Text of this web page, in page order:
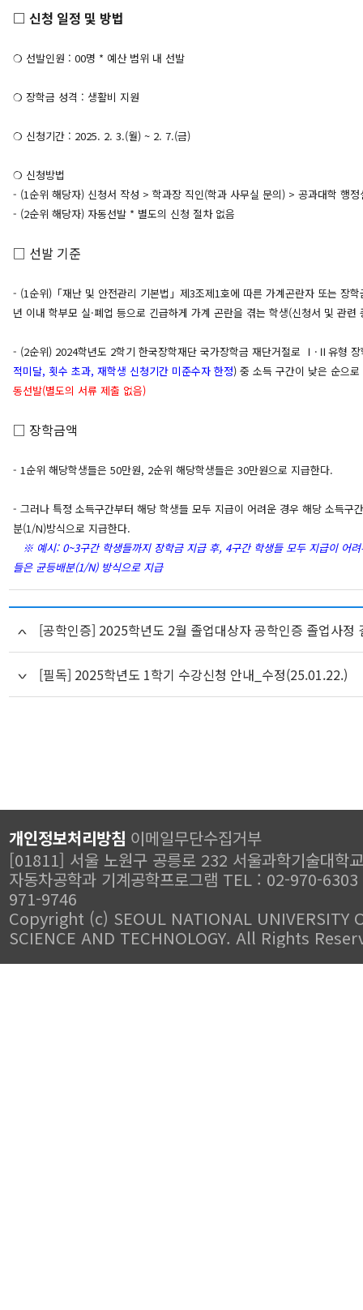
□ 신청 일정 및 방법
❍ 선발인원 : 00명 * 예산 범위 내 선발
❍ 장학금 성격 : 생활비 지원
❍ 신청기간 : 2025. 2. 3.(월) ~ 2. 7.(금)
❍ 신청방법
- (1순위 해당자) 신청서 작성 > 학과장 직인(학과 사무실 문의) > 공과대학 행정
- (2순위 해당자) 자동선발 * 별도의 신청 절차 없음
□ 선발 기준
- (1순위)「재난 및 안전관리 기본법」제3조제1호에 따른 가계곤란자 또는 장
년 이내 학부모 실·폐업 등으로 긴급하게 가계 곤란을 겪는 학생(신청서 및 관
- (2순위) 2024학년도 2학기 한국장학재단 국가장학금 재단거절로 Ⅰ·Ⅱ유형
적미달, 횟수 초과, 재학생 신청기간 미준수자 한정) 중 소득 구간이 낮은 순으
동선발(별도의 서류 제출 없음)
□ 장학금액
- 1순위 해당학생들은 50만원, 2순위 해당학생들은 30만원으로 지급한다.
- 그러나 특정 소득구간부터 해당 학생들 모두 지급이 어려운 경우 해당 소득구
분(1/N)방식으로 지급한다.
※ 예시: 0~3구간 학생들까지 장학금 지급 후, 4구간 학생들 모두 지급이 어
들은 균등배분(1/N) 방식으로 지급
[공학인증] 2025학년도 2월 졸업대상자 공학인증 졸업사정
[필독] 2025학년도 1학기 수강신청 안내_수정(25.01.22.)
개인정보처리방침 이메일무단수집거부
[01811] 서울 노원구 공릉로 232 서울과학기술대학
자동차공학과 기계공학프로그램 TEL : 02-970-
971-9746
Copyright (c) SEOUL NATIONAL UNIVERSITY
SCIENCE AND TECHNOLOGY. All Rights